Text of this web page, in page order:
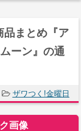
品まとめ『ア
ーン』の通
ザワつく!金曜日
画像